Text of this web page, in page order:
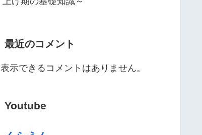
最近のコメント
表示できるコメントはありません。
Youtube